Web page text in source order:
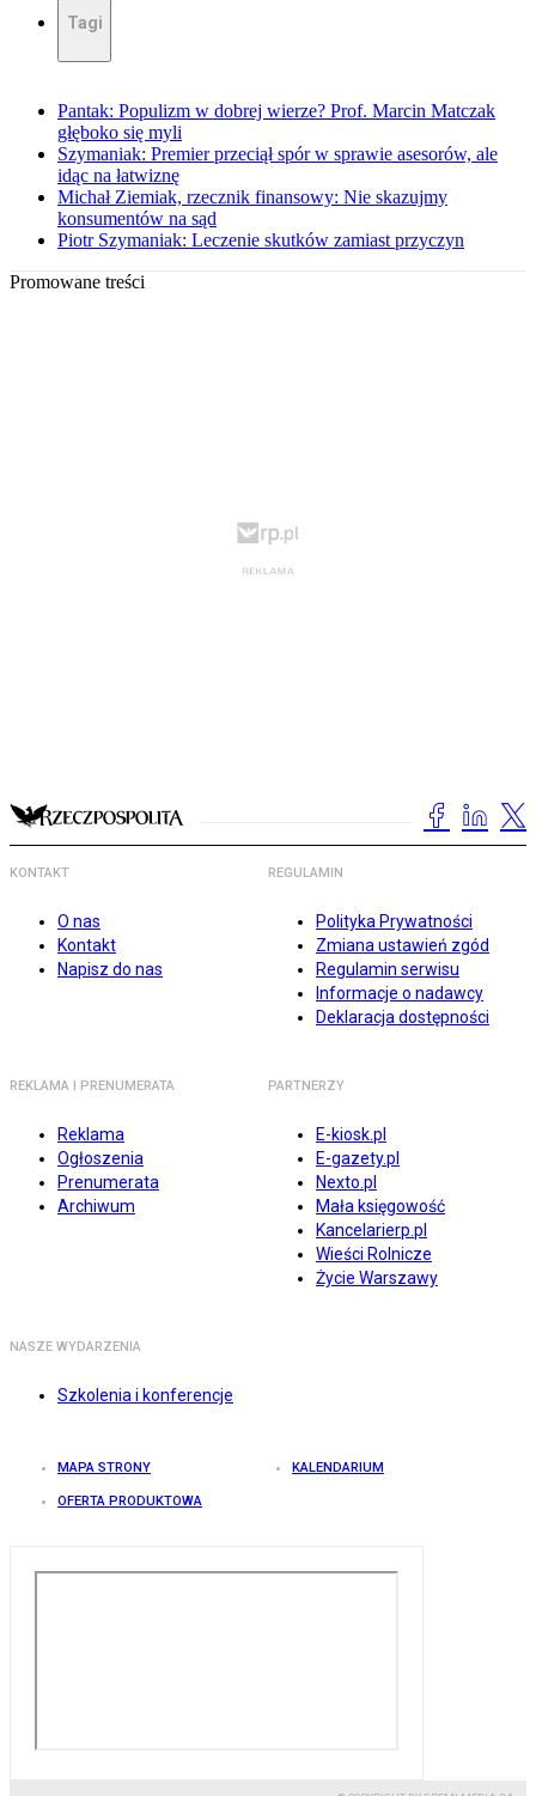
Tagi
Pantak: Populizm w dobrej wierze? Prof. Marcin Matczak
głęboko się myli
Szymaniak: Premier przeciął spór w sprawie asesorów, ale
idąc na łatwiznę
Michał Ziemiak, rzecznik finansowy: Nie skazujmy
konsumentów na sąd
Piotr Szymaniak: Leczenie skutków zamiast przyczyn
Promowane treści
KONTAKT
O nas
Kontakt
Napisz do nas
REGULAMIN
Polityka Prywatności
Zmiana ustawień zgód
Regulamin serwisu
Informacje o nadawcy
Deklaracja dostępności
REKLAMA I PRENUMERATA
Reklama
Ogłoszenia
Prenumerata
Archiwum
PARTNERZY
E-kiosk.pl
E-gazety.pl
Nexto.pl
Mała księgowość
Kancelarierp.pl
Wieści Rolnicze
Życie Warszawy
NASZE WYDARZENIA
Szkolenia i konferencje
MAPA STRONY KALENDARIUM
OFERTA PRODUKTOWA